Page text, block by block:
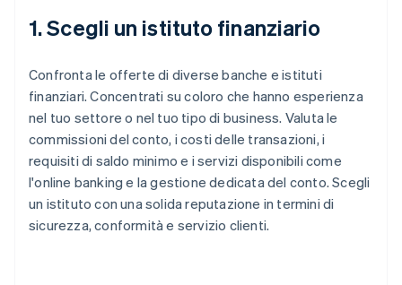
1. Scegli un istituto finanziario
Confronta le offerte di diverse banche e istituti
finanziari. Concentrati su coloro che hanno esperienza
nel tuo settore o nel tuo tipo di business. Valuta le
commissioni del conto, i costi delle transazioni, i
requisiti di saldo minimo e i servizi disponibili come
l'online banking e la gestione dedicata del conto. Scegli
un istituto con una solida reputazione in termini di
sicurezza, conformità e servizio clienti.